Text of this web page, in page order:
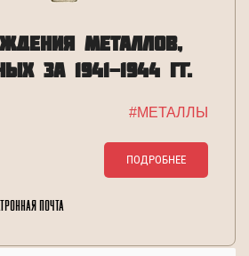
МЕТАЛЛОВ,
ЗА 1941-1944 ГГ.
#МЕТАЛЛЫ
ПОДРОБНЕЕ
почта